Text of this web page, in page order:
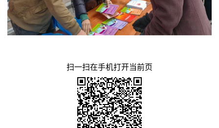
扫一扫在手机打开当前页